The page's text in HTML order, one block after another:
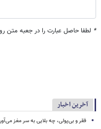
* لطفا حاصل عبارت را در جعبه متن
آخرین اخبار
فقر و بی‌پولی، چه بلایی به سر مغز